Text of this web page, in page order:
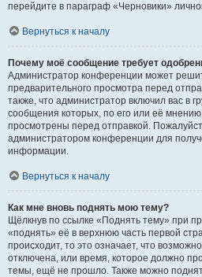
перейдите в параграф «Черновики»
Вернуться к началу
Почему моё сообщение требует
Администратор конференции может
предварительного просмотра перед
также, что администратор включил вас в
сообщения которых, по его или её
просмотрены перед отправкой.
администратором конференции для
информации.
Вернуться к началу
Как мне вновь поднять мою тему?
Щёлкнув по ссылке «Поднять тему» при
«поднять» её в верхнюю часть первой
происходит, то это означает, что
отключена, или время, которое должно
темы, ещё не прошло. Также можно